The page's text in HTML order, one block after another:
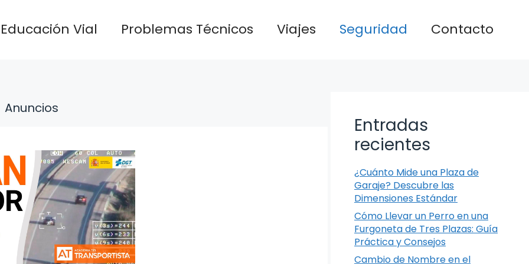
Educación Vial Problemas Técnicos Viajes Seguridad Contacto
Anuncios
Entradas
recientes
¿Cuánto Mide una Plaza de
Garaje? Descubre las
Dimensiones Estándar
Cómo Llevar un Perro en una
Furgoneta de Tres Plazas: Guía
Práctica y Consejos
Cambio de Nombre en el